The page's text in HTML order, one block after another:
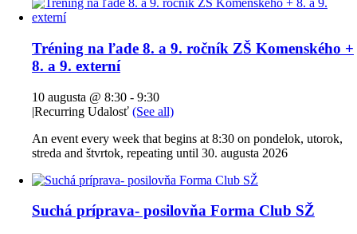
Tréning na ľade 8. a 9. ročník ZŠ Komenského +
8. a 9. externí
10 augusta @ 8:30 - 9:30
|Recurring Udalosť (See all)
An event every week that begins at 8:30 on pondelok, utorok,
streda and štvrtok, repeating until 30. augusta 2026
Suchá príprava- posilovňa Forma Club SŽ